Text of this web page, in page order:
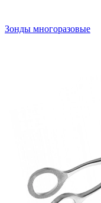
Зонды многоразовые